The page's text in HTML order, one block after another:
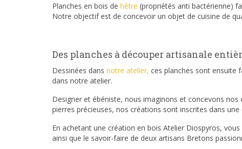
Planches en bois de hêtre (propriétés anti bactérienne)
Notre objectif est de concevoir un objet de cuisine de
Des planches à découper artisanale
Dessinées dans notre atelier, ces planches sont ensuite
dans notre atelier.
Designer et ébéniste, nous imaginons et concevons
pierres précieuses, nos créations sont inscrites dans
En achetant une création en bois Atelier Diospyros,
ainsi que le savoir-faire de deux artisans Bretons